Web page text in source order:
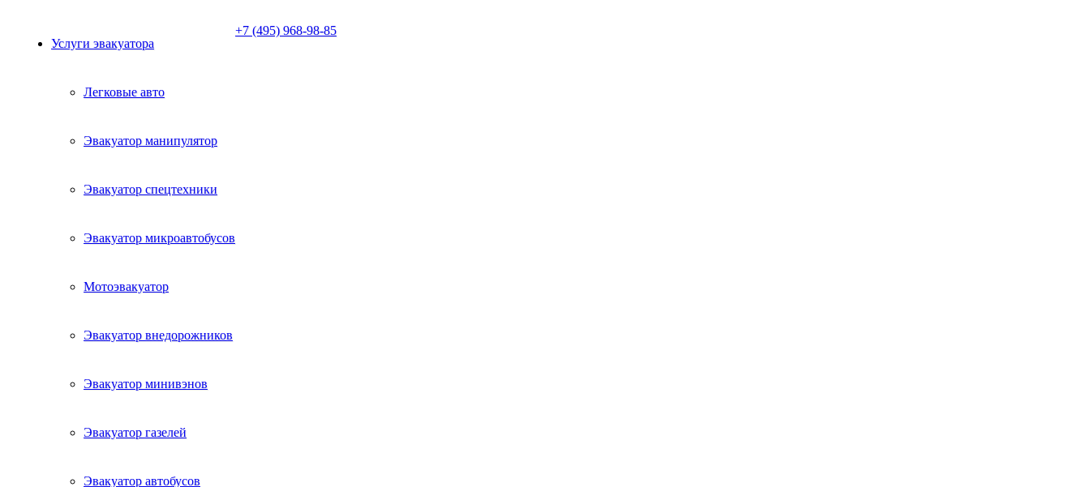
Услуги эвакуатора
Легковые авто
Эвакуатор манипулятор
Эвакуатор спецтехники
Эвакуатор микроавтобусов
Мотоэвакуатор
Эвакуатор внедорожников
Эвакуатор минивэнов
Эвакуатор газелей
Эвакуатор автобусов
+7 (495) 968-98-85